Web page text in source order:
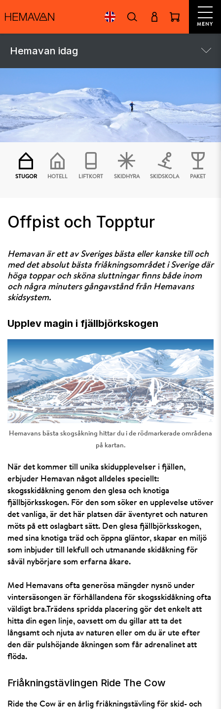
MENY
Hemavan idag
STUGOR HOTELL LIFTKORT SKIDHYRA SKIDSKOLA PAKET
Offpist och Topptur
Hemavan är ett av Sveriges bästa eller kanske till och
med det absolut bästa friåkningsområdet i Sverige där
höga toppar och sköna sluttningar finns både inom
och några minuters gångavstånd från Hemavans
skidsystem.
Upplev magin i fjällbjörkskogen
Hemavans bästa skogsåkning hittar du i de rödmarkerade områdena
på kartan.
När det kommer till unika skidupplevelser i fjällen,
erbjuder Hemavan något alldeles speciellt:
skogsskidåkning genom den glesa och knotiga
fjällbjörksskogen. För den som söker en upplevelse utöver
det vanliga, är det här platsen där äventyret och naturen
möts på ett oslagbart sätt. Den glesa fjällbjörksskogen,
med sina knotiga träd och öppna gläntor, skapar en miljö
som inbjuder till lekfull och utmanande skidåkning för
såväl nybörjare som erfarna åkare.
Med Hemavans ofta generösa mängder nysnö under
vintersäsongen är förhållandena för skogsskidåkning ofta
väldigt bra.Trädens spridda placering gör det enkelt att
hitta din egen linje, oavsett om du gillar att ta det
långsamt och njuta av naturen eller om du är ute efter
den där pulshöjande åkningen som får adrenalinet att
flöda.
Friåkningstävlingen Ride The Cow
Ride the Cow är en årlig friåkningstävling för skid- och